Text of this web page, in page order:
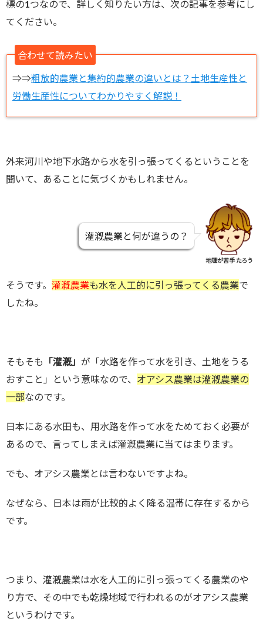
標の1つなので、詳しく知りたい方は、次の記事を参考にし
てください。
合わせて読みたい
⇒⇒粗放的農業と集約的農業の違いとは？土地生産性と
労働生産性についてわかりやすく解説！
外来河川や地下水路から水を引っ張ってくるということを
聞いて、あることに気づくかもしれません。
灌漑農業と何が違うの？
地理が苦手 たろう
そうです。 灌漑農業も水を人工的に引っ張ってくる農業で
したね。
そもそも 「灌漑」 が「水路を作って水を引き、土地をうる
おすこと」という意味なので、 オアシス農業は灌漑農業の
一部なのです。
日本にある水田も、用水路を作って水をためておく必要が
あるので、言ってしまえば灌漑農業に当てはまります。
でも、オアシス農業とは言わないですよね。
なぜなら、日本は雨が比較的よく降る温帯に存在するから
です。
つまり、灌漑農業は水を人工的に引っ張ってくる農業のや
り方で、その中でも乾燥地域で行われるのがオアシス農業
というわけです。